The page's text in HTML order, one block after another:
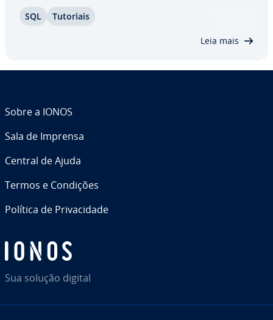
faz al­te­ra­ções em entradas se­le­ci­o­na­das. Entenda
SQL Tutoriais
Leia mais
Sua solução digital
Sobre a IONOS
Sala de Imprensa
Central de Ajuda
Termos e Condições
Política de Pri­va­ci­dade